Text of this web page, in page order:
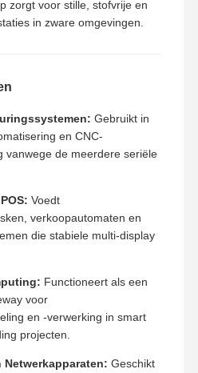
zorgt voor stille, stofvrije en
in zware omgevingen.
Gebruikt in
en CNC-
vanwege de meerdere seriële
Voedt
verkoopautomaten en
die stabiele multi-display
Functioneert als een
voor
en -verwerking in smart
projecten.
Geschikt